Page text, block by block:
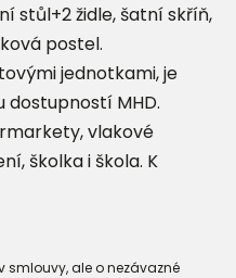
stůl+2 židle, šatní skříň,
postel.
jednotkami, je
dostupností MHD.
vlakové
školka i škola. K
smlouvy, ale o nezávazné